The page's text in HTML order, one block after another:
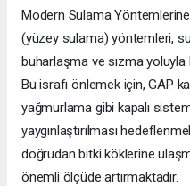
Modern Sulama
(yüzey sulama) yöntemleri,
buharlaşma ve sızma yoluyla
Bu israfı önlemek için, GAP
yağmurlama gibi kapalı
yaygınlaştırılması
doğrudan bitki köklerine
önemli ölçüde artırmaktadır.